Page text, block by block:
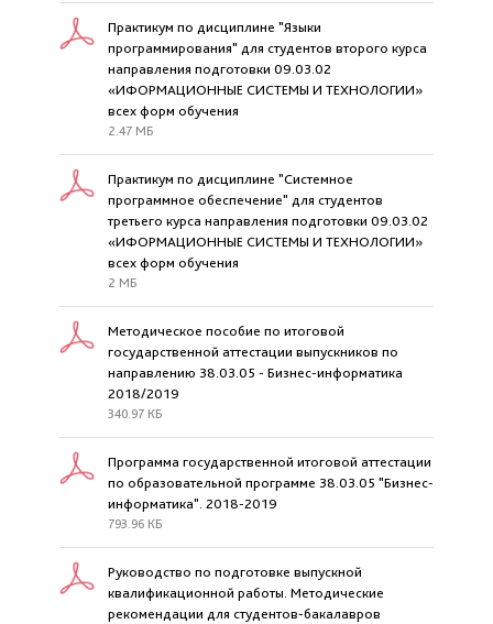
Практикум по дисциплине "Языки
программирования" для студентов второго курса
направления подготовки 09.03.02
«ИФОРМАЦИОННЫЕ СИСТЕМЫ И ТЕХНОЛОГИИ»
всех форм обучения
2.47 МБ
Практикум по дисциплине "Системное
программное обеспечение" для студентов
третьего курса направления подготовки 09.03.02
«ИФОРМАЦИОННЫЕ СИСТЕМЫ И ТЕХНОЛОГИИ»
всех форм обучения
2 МБ
Методическое пособие по итоговой
государственной аттестации выпускников по
направлению 38.03.05 - Бизнес-информатика
2018/2019
340.97 КБ
Программа государственной итоговой аттестации
по образовательной программе 38.03.05 "Бизнес-
информатика". 2018-2019
793.96 КБ
Руководство по подготовке выпускной
квалификационной работы. Методические
рекомендации для студентов-бакалавров